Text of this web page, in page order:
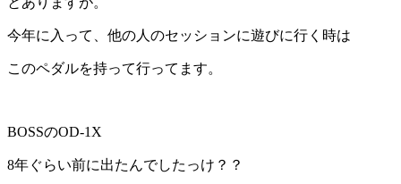
今年に入って、他の人のセッションに遊びに行く時は
このペダルを持って行ってます。
BOSSのOD-1X
8年ぐらい前に出たんでしたっけ？？